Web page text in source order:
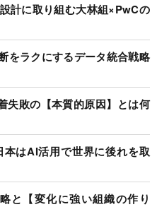
計に取り組む大林組×PwCの
をラクにするデータ統合戦略
失敗の【本質的原因】とは何
本はAI活用で世界に後れを取
と【変化に強い組織の作り